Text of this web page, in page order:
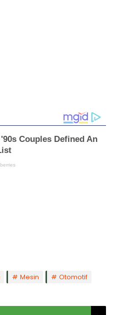
Mesin
Otomotif